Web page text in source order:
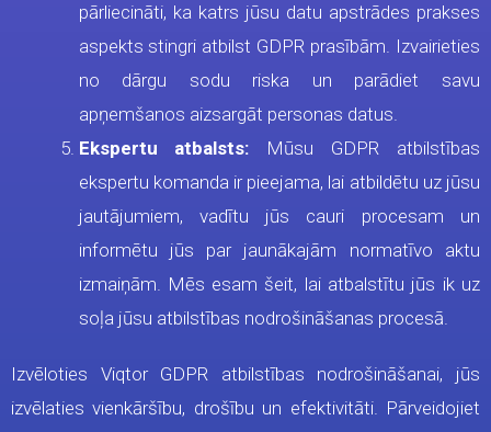
pārliecināti, ka katrs jūsu datu apstrādes prakses
aspekts stingri atbilst GDPR prasībām. Izvairieties
no dārgu sodu riska un parādiet savu
apņemšanos aizsargāt personas datus.
Ekspertu atbalsts: Mūsu GDPR atbilstības
ekspertu komanda ir pieejama, lai atbildētu uz jūsu
jautājumiem, vadītu jūs cauri procesam un
informētu jūs par jaunākajām normatīvo aktu
izmaiņām. Mēs esam šeit, lai atbalstītu jūs ik uz
soļa jūsu atbilstības nodrošināšanas procesā.
Izvēloties Viqtor GDPR atbilstības nodrošināšanai, jūs
izvēlaties vienkāršību, drošību un efektivitāti. Pārveidojiet